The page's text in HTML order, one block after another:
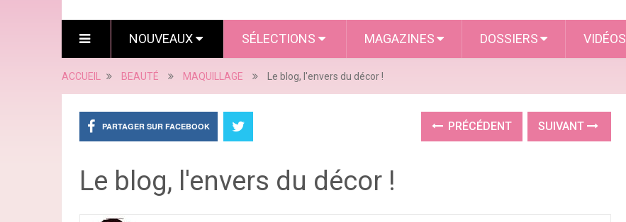
NOUVEAUX SÉLECTIONS MAGAZINES DOSSIERS VIDÉOS
ACCUEIL BEAUTÉ MAQUILLAGE Le blog, l'envers du décor !
PARTAGER SUR FACEBOOK PRÉCÉDENT SUIVANT
Le blog, l'envers du décor !